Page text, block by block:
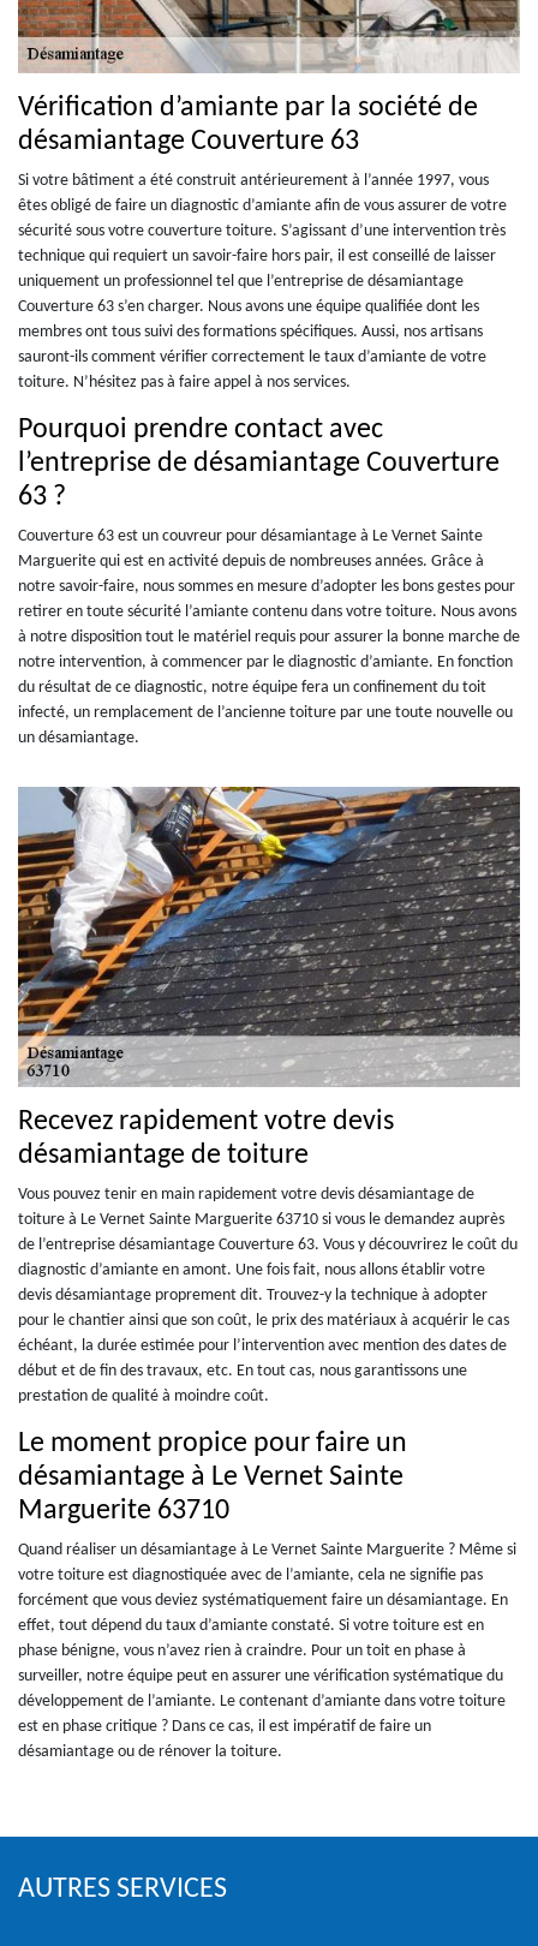
Vérification d’amiante par la société de
désamiantage Couverture 63
Si votre bâtiment a été construit antérieurement à l’année 1997, vous
êtes obligé de faire un diagnostic d’amiante afin de vous assurer de votre
sécurité sous votre couverture toiture. S’agissant d’une intervention très
technique qui requiert un savoir-faire hors pair, il est conseillé de laisser
uniquement un professionnel tel que l’entreprise de désamiantage
Couverture 63 s’en charger. Nous avons une équipe qualifiée dont les
membres ont tous suivi des formations spécifiques. Aussi, nos artisans
sauront-ils comment vérifier correctement le taux d’amiante de votre
toiture. N’hésitez pas à faire appel à nos services.
Pourquoi prendre contact avec
l’entreprise de désamiantage Couverture
63 ?
Couverture 63 est un couvreur pour désamiantage à Le Vernet Sainte
Marguerite qui est en activité depuis de nombreuses années. Grâce à
notre savoir-faire, nous sommes en mesure d’adopter les bons gestes pour
retirer en toute sécurité l’amiante contenu dans votre toiture. Nous avons
à notre disposition tout le matériel requis pour assurer la bonne marche de
notre intervention, à commencer par le diagnostic d’amiante. En fonction
du résultat de ce diagnostic, notre équipe fera un confinement du toit
infecté, un remplacement de l’ancienne toiture par une toute nouvelle ou
un désamiantage.
Recevez rapidement votre devis
désamiantage de toiture
Vous pouvez tenir en main rapidement votre devis désamiantage de
toiture à Le Vernet Sainte Marguerite 63710 si vous le demandez auprès
de l’entreprise désamiantage Couverture 63. Vous y découvrirez le coût du
diagnostic d’amiante en amont. Une fois fait, nous allons établir votre
devis désamiantage proprement dit. Trouvez-y la technique à adopter
pour le chantier ainsi que son coût, le prix des matériaux à acquérir le cas
échéant, la durée estimée pour l’intervention avec mention des dates de
début et de fin des travaux, etc. En tout cas, nous garantissons une
prestation de qualité à moindre coût.
Le moment propice pour faire un
désamiantage à Le Vernet Sainte
Marguerite 63710
Quand réaliser un désamiantage à Le Vernet Sainte Marguerite ? Même si
votre toiture est diagnostiquée avec de l’amiante, cela ne signifie pas
forcément que vous deviez systématiquement faire un désamiantage. En
effet, tout dépend du taux d’amiante constaté. Si votre toiture est en
phase bénigne, vous n’avez rien à craindre. Pour un toit en phase à
surveiller, notre équipe peut en assurer une vérification systématique du
développement de l’amiante. Le contenant d’amiante dans votre toiture
est en phase critique ? Dans ce cas, il est impératif de faire un
désamiantage ou de rénover la toiture.
AUTRES SERVICES